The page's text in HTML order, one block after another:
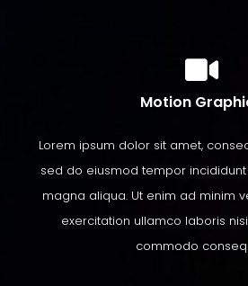
Motion
Lorem ipsum dolor sit amet,
sed do eiusmod tempor
magna aliqua. Ut enim ad minim
exercitation ullamco laboris
commodo